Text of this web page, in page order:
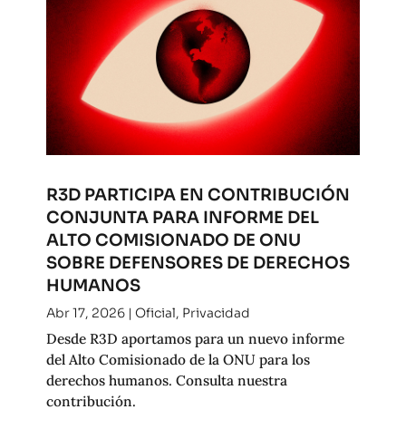
R3D PARTICIPA EN CONTRIBUCIÓN
CONJUNTA PARA INFORME DEL
ALTO COMISIONADO DE ONU
SOBRE DEFENSORES DE DERECHOS
HUMANOS
Abr 17, 2026| Oficial, Privacidad
Desde R3D aportamos para un nuevo informe
del Alto Comisionado de la ONU para los
derechos humanos. Consulta nuestra
contribución.